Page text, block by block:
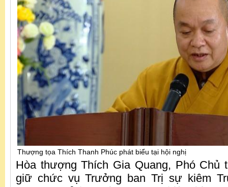
Thượng tọa Thích Thanh Phúc phát biểu tại hội nghị
Hòa thượng Thích Gia Quang, Phó Chủ
giữ chức vụ Trưởng ban Trị sự kiêm